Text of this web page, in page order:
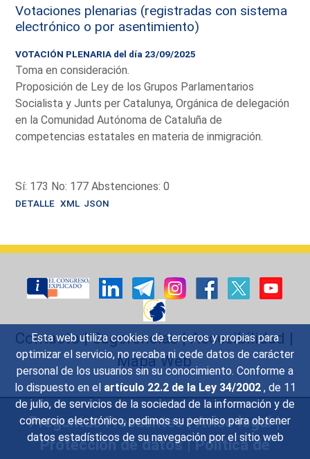
Esta web utiliza cookies de terceros y propias para
optimizar el servicio, no recaba ni cede datos de carácter
personal de los usuarios sin su conocimiento. Conforme a
lo dispuesto en el artículo 22.2 de la Ley 34/2002 , de 11
de julio, de servicios de la sociedad de la información y de
comercio electrónico, pedimos su permiso para obtener
datos estadísticos de su navegación por el sitio web
Votaciones plenarias (registradas con sistema
electrónico o por asentimiento)
VOTACIÓN PLENARIA del día 23/09/2025
Toma en consideración.
Proposición de Ley de los Grupos Parlamentarios
Socialista y Junts per Catalunya, Orgánica de delegación
en la Comunidad Autónoma de Cataluña de
competencias estatales en materia de inmigración.
Sí: 173 No: 177 Abstenciones: 0
DETALLE XML JSON
Contacto|Sugerencias|Accesibilidad |
Mapa Web
Preguntas Frecuentes|Aviso legal|
Protección de datos|Política de